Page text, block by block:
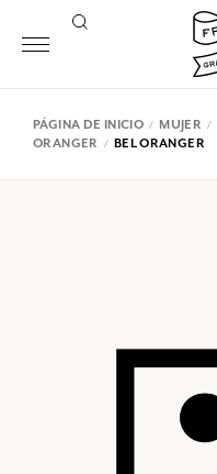
PÁGINA DE INICIO MUJER
ORANGER
BEL ORANGER